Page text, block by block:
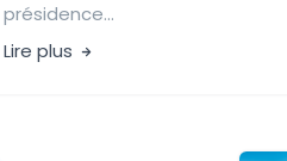
présidence...
Lire plus